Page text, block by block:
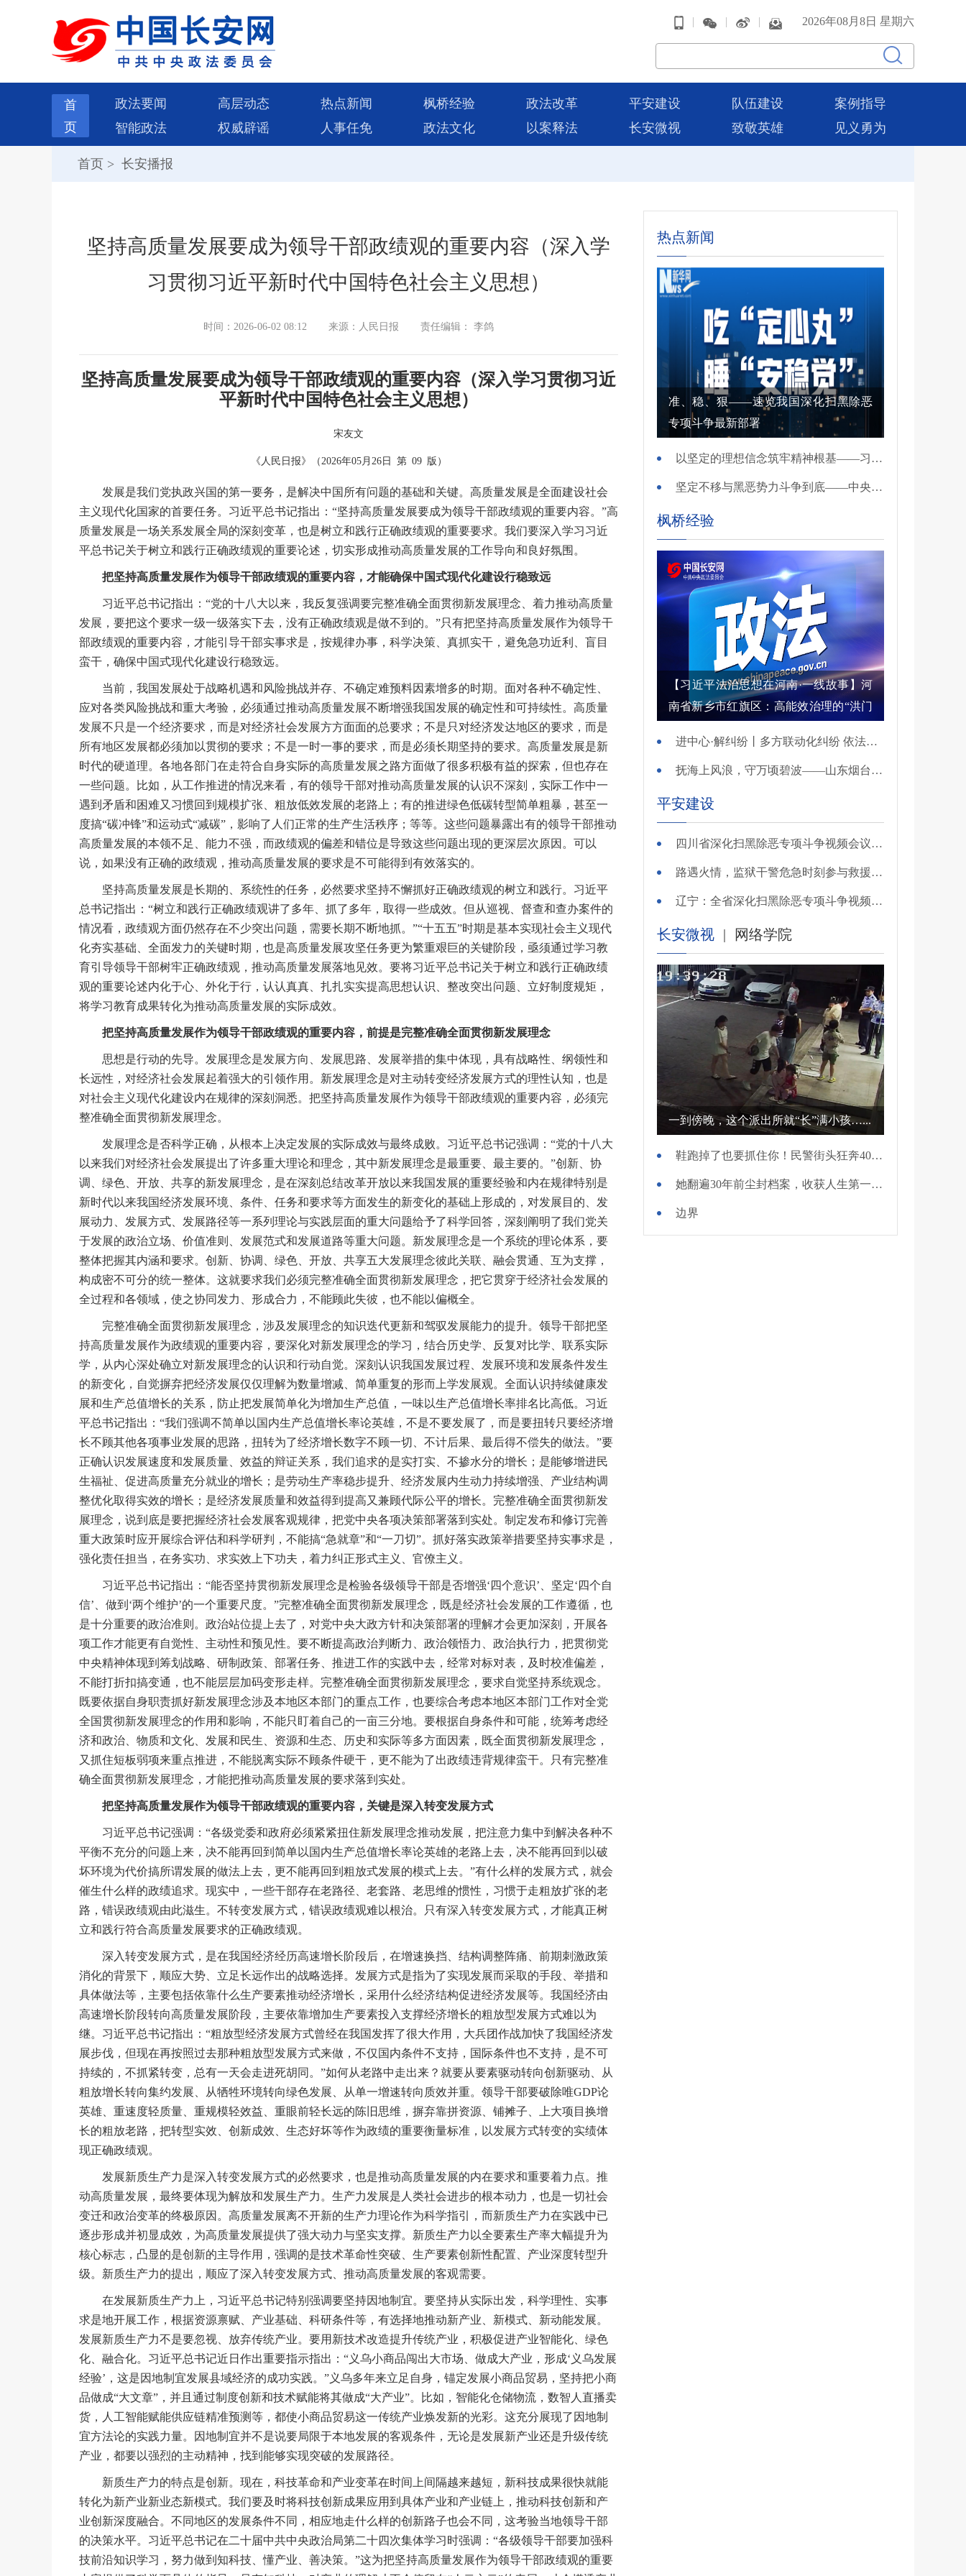
| | | 2026年08月8日 星期六
首
页
政法要闻 高层动态 热点新闻 枫桥经验 政法改革 平安建设 队伍建设
案例指导
智能政法
权威辟谣 人事任免 政法文化 以案释法 长安微视 致敬英雄 见义勇为
首页 > 长安播报
坚持高质量发展要成为领导干部政绩观的重要内容（深入学
习贯彻习近平新时代中国特色社会主义思想）
时间：2026-06-02 08:12 来源：人民日报 责任编辑： 李鸽
坚持高质量发展要成为领导干部政绩观的重要内容（深入学习贯彻习近
平新时代中国特色社会主义思想）
宋友文
《人民日报》（2026年05月26日 第 09 版）
发展是我们党执政兴国的第一要务，是解决中国所有问题的基础和关键。高质量发展是全面建设社会
主义现代化国家的首要任务。习近平总书记指出：“坚持高质量发展要成为领导干部政绩观的重要内容。”高
质量发展是一场关系发展全局的深刻变革，也是树立和践行正确政绩观的重要要求。我们要深入学习习近
平总书记关于树立和践行正确政绩观的重要论述，切实形成推动高质量发展的工作导向和良好氛围。
把坚持高质量发展作为领导干部政绩观的重要内容，才能确保中国式现代化建设行稳致远
习近平总书记指出：“党的十八大以来，我反复强调要完整准确全面贯彻新发展理念、着力推动高质量
发展，要把这个要求一级一级落实下去，没有正确政绩观是做不到的。”只有把坚持高质量发展作为领导干
部政绩观的重要内容，才能引导干部实事求是，按规律办事，科学决策、真抓实干，避免急功近利、盲目
蛮干，确保中国式现代化建设行稳致远。
当前，我国发展处于战略机遇和风险挑战并存、不确定难预料因素增多的时期。面对各种不确定性、
应对各类风险挑战和重大考验，必须通过推动高质量发展不断增强我国发展的确定性和可持续性。高质量
发展不只是一个经济要求，而是对经济社会发展方方面面的总要求；不是只对经济发达地区的要求，而是
所有地区发展都必须加以贯彻的要求；不是一时一事的要求，而是必须长期坚持的要求。高质量发展是新
时代的硬道理。各地各部门在走符合自身实际的高质量发展之路方面做了很多积极有益的探索，但也存在
一些问题。比如，从工作推进的情况来看，有的领导干部对推动高质量发展的认识不深刻，实际工作中一
遇到矛盾和困难又习惯回到规模扩张、粗放低效发展的老路上；有的推进绿色低碳转型简单粗暴，甚至一
度搞“碳冲锋”和运动式“减碳”，影响了人们正常的生产生活秩序；等等。这些问题暴露出有的领导干部推动
高质量发展的本领不足、能力不强，而政绩观的偏差和错位是导致这些问题出现的更深层次原因。可以
说，如果没有正确的政绩观，推动高质量发展的要求是不可能得到有效落实的。
坚持高质量发展是长期的、系统性的任务，必然要求坚持不懈抓好正确政绩观的树立和践行。习近平
总书记指出：“树立和践行正确政绩观讲了多年、抓了多年，取得一些成效。但从巡视、督查和查办案件的
情况看，政绩观方面仍然存在不少突出问题，需要长期不断地抓。”“十五五”时期是基本实现社会主义现代
化夯实基础、全面发力的关键时期，也是高质量发展攻坚任务更为繁重艰巨的关键阶段，亟须通过学习教
育引导领导干部树牢正确政绩观，推动高质量发展落地见效。要将习近平总书记关于树立和践行正确政绩
观的重要论述内化于心、外化于行，认认真真、扎扎实实提高思想认识、整改突出问题、立好制度规矩，
将学习教育成果转化为推动高质量发展的实际成效。
把坚持高质量发展作为领导干部政绩观的重要内容，前提是完整准确全面贯彻新发展理念
思想是行动的先导。发展理念是发展方向、发展思路、发展举措的集中体现，具有战略性、纲领性和
长远性，对经济社会发展起着强大的引领作用。新发展理念是对主动转变经济发展方式的理性认知，也是
对社会主义现代化建设内在规律的深刻洞悉。把坚持高质量发展作为领导干部政绩观的重要内容，必须完
整准确全面贯彻新发展理念。
发展理念是否科学正确，从根本上决定发展的实际成效与最终成败。习近平总书记强调：“党的十八大
以来我们对经济社会发展提出了许多重大理论和理念，其中新发展理念是最重要、最主要的。”创新、协
调、绿色、开放、共享的新发展理念，是在深刻总结改革开放以来我国发展的重要经验和内在规律特别是
新时代以来我国经济发展环境、条件、任务和要求等方面发生的新变化的基础上形成的，对发展目的、发
展动力、发展方式、发展路径等一系列理论与实践层面的重大问题给予了科学回答，深刻阐明了我们党关
于发展的政治立场、价值准则、发展范式和发展道路等重大问题。新发展理念是一个系统的理论体系，要
整体把握其内涵和要求。创新、协调、绿色、开放、共享五大发展理念彼此关联、融会贯通、互为支撑，
构成密不可分的统一整体。这就要求我们必须完整准确全面贯彻新发展理念，把它贯穿于经济社会发展的
全过程和各领域，使之协同发力、形成合力，不能顾此失彼，也不能以偏概全。
完整准确全面贯彻新发展理念，涉及发展理念的知识迭代更新和驾驭发展能力的提升。领导干部把坚
持高质量发展作为政绩观的重要内容，要深化对新发展理念的学习，结合历史学、反复对比学、联系实际
学，从内心深处确立对新发展理念的认识和行动自觉。深刻认识我国发展过程、发展环境和发展条件发生
的新变化，自觉摒弃把经济发展仅仅理解为数量增减、简单重复的形而上学发展观。全面认识持续健康发
展和生产总值增长的关系，防止把发展简单化为增加生产总值，一味以生产总值增长率排名比高低。习近
平总书记指出：“我们强调不简单以国内生产总值增长率论英雄，不是不要发展了，而是要扭转只要经济增
长不顾其他各项事业发展的思路，扭转为了经济增长数字不顾一切、不计后果、最后得不偿失的做法。”要
正确认识发展速度和发展质量、效益的辩证关系，我们追求的是实打实、不掺水分的增长；是能够增进民
生福祉、促进高质量充分就业的增长；是劳动生产率稳步提升、经济发展内生动力持续增强、产业结构调
整优化取得实效的增长；是经济发展质量和效益得到提高又兼顾代际公平的增长。完整准确全面贯彻新发
展理念，说到底是要把握经济社会发展客观规律，把党中央各项决策部署落到实处。制定发布和修订完善
重大政策时应开展综合评估和科学研判，不能搞“急就章”和“一刀切”。抓好落实政策举措要坚持实事求是，
强化责任担当，在务实功、求实效上下功夫，着力纠正形式主义、官僚主义。
习近平总书记指出：“能否坚持贯彻新发展理念是检验各级领导干部是否增强‘四个意识’、坚定‘四个自
信’、做到‘两个维护’的一个重要尺度。”完整准确全面贯彻新发展理念，既是经济社会发展的工作遵循，也
是十分重要的政治准则。政治站位提上去了，对党中央大政方针和决策部署的理解才会更加深刻，开展各
项工作才能更有自觉性、主动性和预见性。要不断提高政治判断力、政治领悟力、政治执行力，把贯彻党
中央精神体现到筹划战略、研制政策、部署任务、推进工作的实践中去，经常对标对表，及时校准偏差，
不能打折扣搞变通，也不能层层加码变形走样。完整准确全面贯彻新发展理念，要求自觉坚持系统观念。
既要依据自身职责抓好新发展理念涉及本地区本部门的重点工作，也要综合考虑本地区本部门工作对全党
全国贯彻新发展理念的作用和影响，不能只盯着自己的一亩三分地。要根据自身条件和可能，统筹考虑经
济和政治、物质和文化、发展和民生、资源和生态、历史和实际等多方面因素，既全面贯彻新发展理念，
又抓住短板弱项来重点推进，不能脱离实际不顾条件硬干，更不能为了出政绩违背规律蛮干。只有完整准
确全面贯彻新发展理念，才能把推动高质量发展的要求落到实处。
把坚持高质量发展作为领导干部政绩观的重要内容，关键是深入转变发展方式
习近平总书记强调：“各级党委和政府必须紧紧扭住新发展理念推动发展，把注意力集中到解决各种不
平衡不充分的问题上来，决不能再回到简单以国内生产总值增长率论英雄的老路上去，决不能再回到以破
坏环境为代价搞所谓发展的做法上去，更不能再回到粗放式发展的模式上去。”有什么样的发展方式，就会
催生什么样的政绩追求。现实中，一些干部存在老路径、老套路、老思维的惯性，习惯于走粗放扩张的老
路，错误政绩观由此滋生。不转变发展方式，错误政绩观难以根治。只有深入转变发展方式，才能真正树
立和践行符合高质量发展要求的正确政绩观。
深入转变发展方式，是在我国经济经历高速增长阶段后，在增速换挡、结构调整阵痛、前期刺激政策
消化的背景下，顺应大势、立足长远作出的战略选择。发展方式是指为了实现发展而采取的手段、举措和
具体做法等，主要包括依靠什么生产要素推动经济增长，采用什么经济结构促进经济发展等。我国经济由
高速增长阶段转向高质量发展阶段，主要依靠增加生产要素投入支撑经济增长的粗放型发展方式难以为
继。习近平总书记指出：“粗放型经济发展方式曾经在我国发挥了很大作用，大兵团作战加快了我国经济发
展步伐，但现在再按照过去那种粗放型发展方式来做，不仅国内条件不支持，国际条件也不支持，是不可
持续的，不抓紧转变，总有一天会走进死胡同。”如何从老路中走出来？就要从要素驱动转向创新驱动、从
粗放增长转向集约发展、从牺牲环境转向绿色发展、从单一增速转向质效并重。领导干部要破除唯GDP论
英雄、重速度轻质量、重规模轻效益、重眼前轻长远的陈旧思维，摒弃靠拼资源、铺摊子、上大项目换增
长的粗放老路，把转型实效、创新成效、生态好坏等作为政绩的重要衡量标准，以发展方式转变的实绩体
现正确政绩观。
发展新质生产力是深入转变发展方式的必然要求，也是推动高质量发展的内在要求和重要着力点。推
动高质量发展，最终要体现为解放和发展生产力。生产力发展是人类社会进步的根本动力，也是一切社会
变迁和政治变革的终极原因。高质量发展离不开新的生产力理论作为科学指引，而新质生产力在实践中已
逐步形成并初显成效，为高质量发展提供了强大动力与坚实支撑。新质生产力以全要素生产率大幅提升为
核心标志，凸显的是创新的主导作用，强调的是技术革命性突破、生产要素创新性配置、产业深度转型升
级。新质生产力的提出，顺应了深入转变发展方式、推动高质量发展的客观需要。
在发展新质生产力上，习近平总书记特别强调要坚持因地制宜。要坚持从实际出发，科学理性、实事
求是地开展工作，根据资源禀赋、产业基础、科研条件等，有选择地推动新产业、新模式、新动能发展。
发展新质生产力不是要忽视、放弃传统产业。要用新技术改造提升传统产业，积极促进产业智能化、绿色
化、融合化。习近平总书记近日作出重要指示指出：“义乌小商品闯出大市场、做成大产业，形成‘义乌发展
经验’，这是因地制宜发展县域经济的成功实践。”义乌多年来立足自身，锚定发展小商品贸易，坚持把小商
品做成“大文章”，并且通过制度创新和技术赋能将其做成“大产业”。比如，智能化仓储物流，数智人直播卖
货，人工智能赋能供应链精准预测等，都使小商品贸易这一传统产业焕发新的光彩。这充分展现了因地制
宜方法论的实践力量。因地制宜并不是说要局限于本地发展的客观条件，无论是发展新产业还是升级传统
产业，都要以强烈的主动精神，找到能够实现突破的发展路径。
新质生产力的特点是创新。现在，科技革命和产业变革在时间上间隔越来越短，新科技成果很快就能
转化为新产业新业态新模式。我们要及时将科技创新成果应用到具体产业和产业链上，推动科技创新和产
业创新深度融合。不同地区的发展条件不同，相应地走什么样的创新路子也会不同，这考验当地领导干部
的决策水平。习近平总书记在二十届中共中央政治局第二十四次集体学习时强调：“各级领导干部要加强科
技前沿知识学习，努力做到知科技、懂产业、善决策。”这为把坚持高质量发展作为领导干部政绩观的重要
热点新闻
准、稳、狠——速览我国深化扫黑除恶
专项斗争最新部署
以坚定的理想信念筑牢精神根基——习近平党建思想理论品格系列述评之一
坚定不移与黑恶势力斗争到底——中央政法委负责同志就开展深化扫黑除恶专项斗争有关问题答记者问
枫桥经验
【习近平法治思想在河南·一线故事】河
南省新乡市红旗区：高能效治理的“洪门
进中心·解纠纷丨多方联动化纠纷 依法调解护农耕
抚海上风浪，守万顷碧波——山东烟台把矛盾化解在微澜未起时
平安建设
四川省深化扫黑除恶专项斗争视频会议召开 于立军出席并讲话
路遇火情，监狱干警危急时刻参与救援显身手！
辽宁：全省深化扫黑除恶专项斗争视频会议召开
长安微视 | 网络学院
一到傍晚，这个派出所就“长”满小孩…...
鞋跑掉了也要抓住你！民警街头狂奔400米擒贼
她翻遍30年前尘封档案，收获人生第一面锦旗
边界